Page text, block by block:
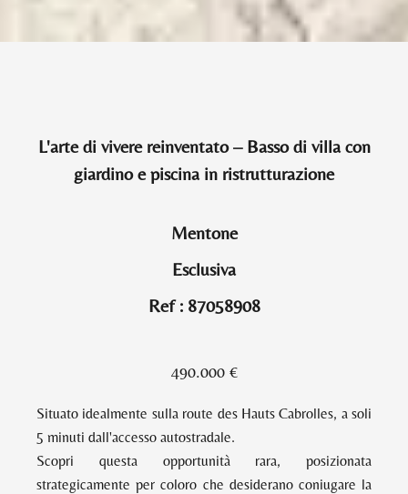
L'arte di vivere reinventato – Basso di villa con
giardino e piscina in ristrutturazione
Mentone
Esclusiva
Ref : 87058908
490.000 €
Situato idealmente sulla route des Hauts Cabrolles, a soli
5 minuti dall'accesso autostradale.
Scopri questa opportunità rara, posizionata
strategicamente per coloro che desiderano coniugare la